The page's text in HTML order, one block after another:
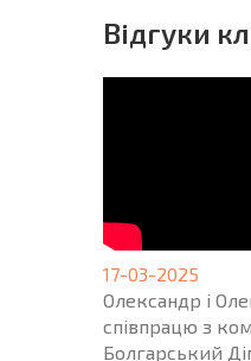
Вiдгуки
17-03-2025
Олександр і
співпрацю з
Болгарський